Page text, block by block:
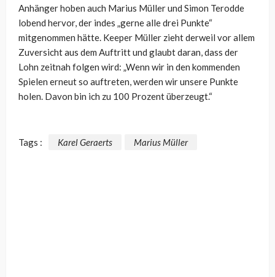
Anhänger hoben auch Marius Müller und Simon Terodde
lobend hervor, der indes „gerne alle drei Punkte“
mitgenommen hätte. Keeper Müller zieht derweil vor allem
Zuversicht aus dem Auftritt und glaubt daran, dass der
Lohn zeitnah folgen wird: „Wenn wir in den kommenden
Spielen erneut so auftreten, werden wir unsere Punkte
holen. Davon bin ich zu 100 Prozent überzeugt.“
Tags : Karel Geraerts Marius Müller